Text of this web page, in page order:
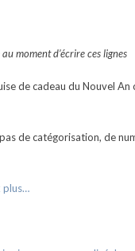
moment d’écrire ces lignes
de cadeau du Nouvel
de catégorisation, de
plus…